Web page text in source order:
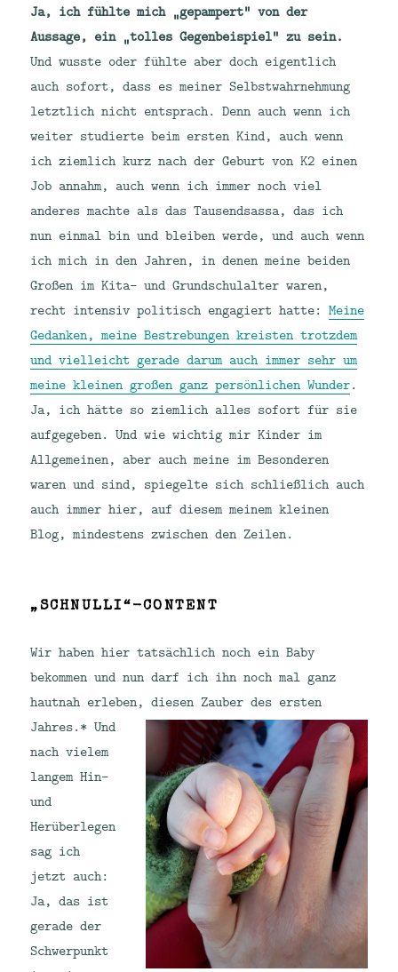
Ja, ich fühlte mich „gepampert“ von der
Aussage, ein „tolles Gegenbeispiel“ zu sein.
Und wusste oder fühlte aber doch eigentlich
auch sofort, dass es meiner Selbstwahrnehmung
letztlich nicht entsprach. Denn auch wenn ich
weiter studierte beim ersten Kind, auch wenn
ich ziemlich kurz nach der Geburt von K2 einen
Job annahm, auch wenn ich immer noch viel
anderes machte als das Tausendsassa, das ich
nun einmal bin und bleiben werde, und auch wenn
ich mich in den Jahren, in denen meine beiden
Großen im Kita- und Grundschulalter waren,
recht intensiv politisch engagiert hatte:Meine
Gedanken, meine Bestrebungen kreisten trotzdem
und vielleicht gerade darum auch immer sehr um
meine kleinen großen ganz persönlichen Wunder.
Ja, ich hätte so ziemlich alles sofort für sie
aufgegeben. Und wie wichtig mir Kinder im
Allgemeinen, aber auch meine im Besonderen
waren und sind, spiegelte sich schließlich auch
auch immer hier, auf diesem meinem kleinen
Blog, mindestens zwischen den Zeilen.
„SCHNULLI“-CONTENT
Wir haben hier tatsächlich noch ein Baby
bekommen und nun darf ich ihn noch mal ganz
hautnah erleben, diesen Zauber des ersten
Jahres.*Und
nach vielem
langem Hin-
und
Herüberlegen
sag ich
jetzt auch:
Ja, das ist
gerade der
Schwerpunkt